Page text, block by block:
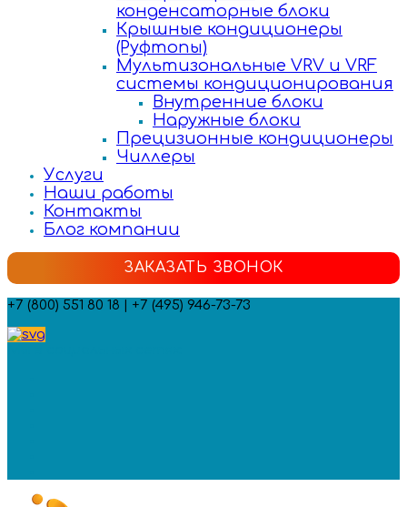
конденсаторные блоки
Крышные кондиционеры
(Руфтопы)
Мультизональные VRV и VRF
системы кондиционирования
Внутренние блоки
Наружные блоки
Прецизионные кондиционеры
Чиллеры
Услуги
Наши работы
Контакты
Блог компании
ЗАКАЗАТЬ ЗВОНОК
+7 (800) 551 80 18 | +7 (495) 946-73-73